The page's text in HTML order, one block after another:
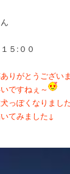
５:００
りがとうござい
ですねぇ～
っぽくなりまし
てみました↓